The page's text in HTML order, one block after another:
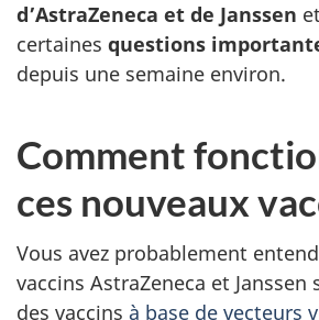
d’AstraZeneca et de Janssen
certaines questions
depuis une semaine environ.
Comment
ces nouveaux
Vous avez probablement
vaccins AstraZeneca et
des vaccins à base de vecteurs